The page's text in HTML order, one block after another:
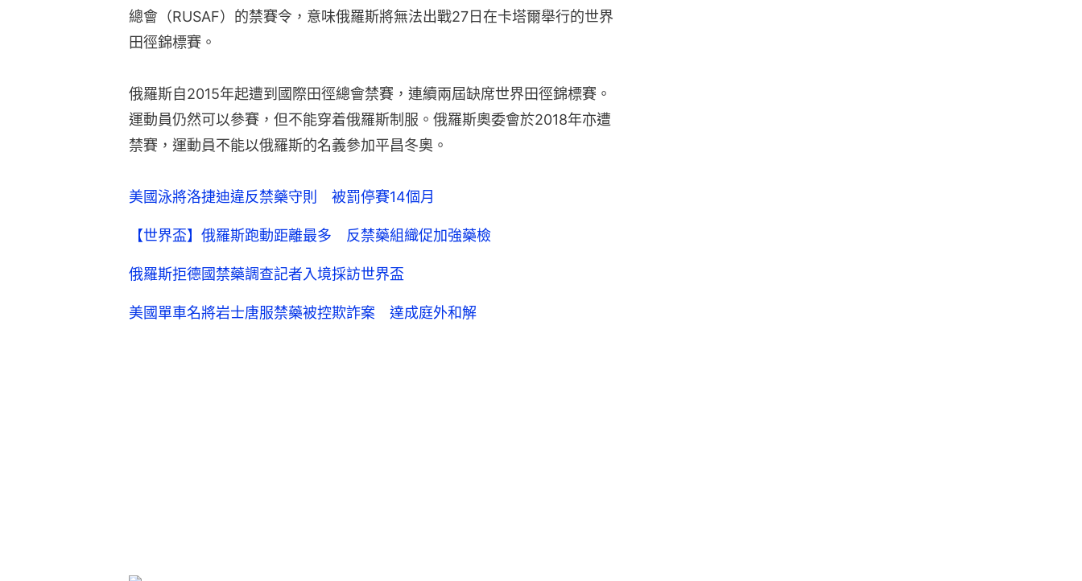
總會（RUSAF）的禁賽令，意味俄羅斯將無法出戰27日在卡塔爾舉行的世界
田徑錦標賽。
俄羅斯自2015年起遭到國際田徑總會禁賽，連續兩屆缺席世界田徑錦標賽。
運動員仍然可以參賽，但不能穿着俄羅斯制服。俄羅斯奧委會於2018年亦遭
禁賽，運動員不能以俄羅斯的名義參加平昌冬奧。
美國泳將洛捷迪違反禁藥守則 被罰停賽14個月
【世界盃】俄羅斯跑動距離最多 反禁藥組織促加強藥檢
俄羅斯拒德國禁藥調查記者入境採訪世界盃
美國單車名將岩士唐服禁藥被控欺詐案 達成庭外和解